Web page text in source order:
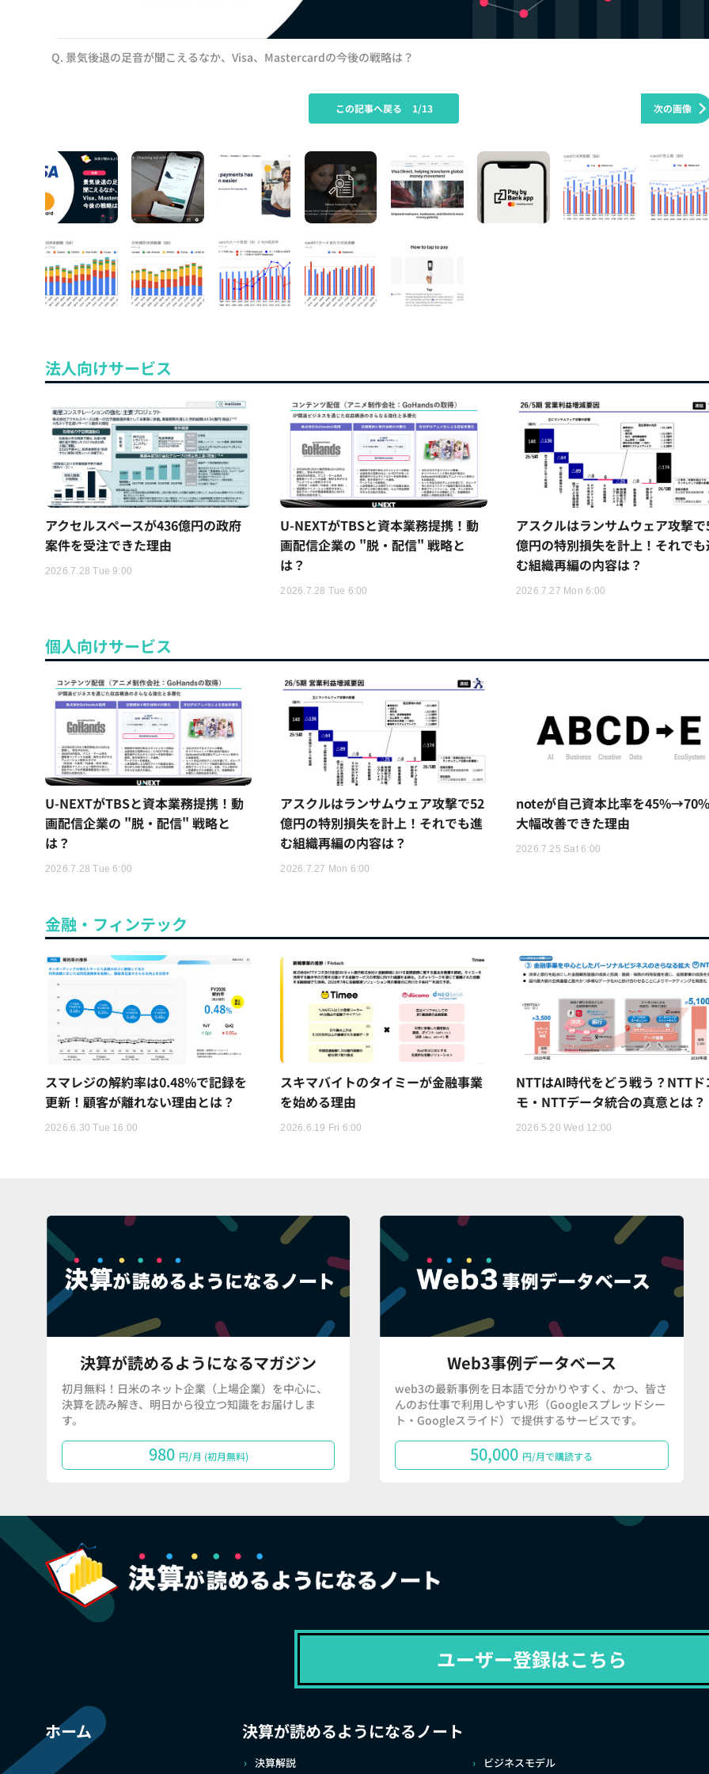
Q. 景気後退の足音が聞こえるなか、Visa、Mastercardの今後の戦略は？
次の画像
この記事へ戻る 1/13
法人向けサービス
アクセルスペースが436億円の政府
案件を受注できた理由
2026.7.28 Tue 9:00
U-NEXTがTBSと資本業務提携！動
画配信企業の "脱・配信" 戦略と
は？
2026.7.28 Tue 6:00
アスクルはランサムウェア攻撃
億円の特別損失を計上！それでも
む組織再編の内容は？
2026.7.27 Mon 6:00
個人向けサービス
U-NEXTがTBSと資本業務提携！動
画配信企業の "脱・配信" 戦略と
は？
2026.7.28 Tue 6:00
アスクルはランサムウェア攻撃で52
億円の特別損失を計上！それでも進
む組織再編の内容は？
2026.7.27 Mon 6:00
noteが自己資本比率を
大幅改善できた理由
2026.7.25 Sat 6:00
金融・フィンテック
スマレジの解約率は0.48%で記録を
更新！顧客が離れない理由とは？
2026.6.30 Tue 16:00
スキマバイトのタイミーが金融事業
を始める理由
2026.6.19 Fri 6:00
NTTはAI時代をどう戦う？NTTド
モ・NTTデータ統合の真意とは？
2026.5.20 Wed 12:00
決算が読めるようになるマガジン
初月無料！日米のネット企業（上場企業）を中心に、
決算を読み解き、明日から役立つ知識をお届けしま
す。
980 円/月 (初月無料)
Web3事例データベース
web3の最新事例を日本語で分かりやすく、かつ、皆さ
んのお仕事で利用しやすい形（Googleスプレッドシー
ト・Googleスライド）で提供するサービスです。
50,000 円/月で購読する
ユーザー登録はこちら
ホーム 決算が読めるようになるノート
決算解説 ビジネスモデル